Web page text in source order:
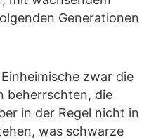
Generationen
zwar die
beherrschten, die
in der Regel nicht in
was schwarze